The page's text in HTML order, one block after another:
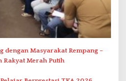
dengan Masyarakat Rempang –
Rakyat Merah Putih